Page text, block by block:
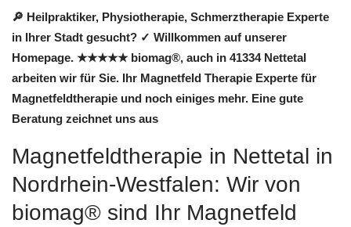
🔎 Heilpraktiker, Physiotherapie, Schmerztherapie Experte
in Ihrer Stadt gesucht? ✓ Willkommen auf unserer
Homepage. ★★★★★ biomag®, auch in 41334 Nettetal
arbeiten wir für Sie. Ihr Magnetfeld Therapie Experte für
Magnetfeldtherapie und noch einiges mehr. Eine gute
Beratung zeichnet uns aus
Magnetfeldtherapie in Nettetal in
Nordrhein-Westfalen: Wir von
biomag® sind Ihr Magnetfeld